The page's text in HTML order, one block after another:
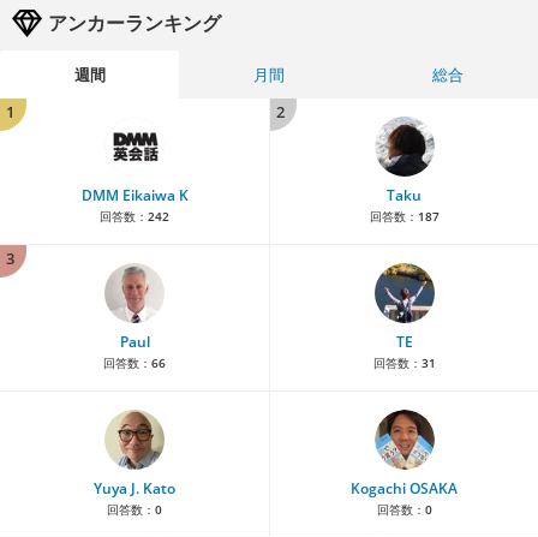
アンカーランキング
週間 月間
総合
1
DMM Eikaiwa K
回答数： 242
2
Taku
回答数： 187
3
Paul
回答数： 66
TE
回答数： 31
Yuya J. Kato
回答数： 0
Kogachi OSAKA
回答数： 0